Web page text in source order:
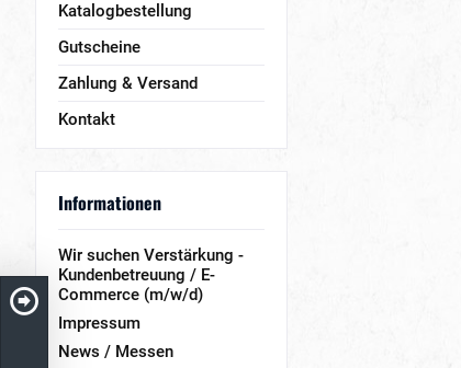
Katalogbestellung
Gutscheine
Zahlung & Versand
Kontakt
Informationen
Wir suchen Verstärkung -
Kundenbetreuung / E-
Commerce (m/w/d)
Impressum
News / Messen